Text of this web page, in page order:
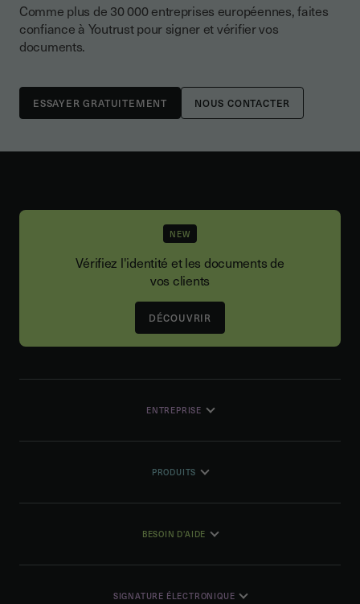
Comme plus de 30 000 entreprises européennes, faites
confiance à Youtrust pour signer et vérifier vos
documents.
NOUS CONTACTER
NEW
Vérifiez l'identité et les documents de
vos clients
DÉCOUVRIR
ENTREPRISE
PRODUITS
BESOIN D'AIDE
SIGNATURE ÉLECTRONIQUE